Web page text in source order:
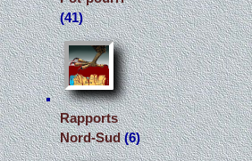
(41)
Rapports
Nord-Sud(6)